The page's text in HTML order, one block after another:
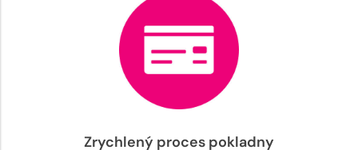
Zrychlený proces pokladny